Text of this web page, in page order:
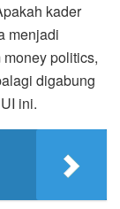
kader
menjadi
politics,
digabung
ini.